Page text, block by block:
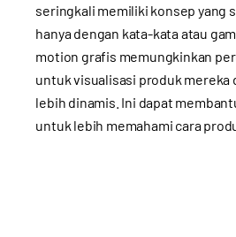
seringkali memiliki konsep yang
hanya dengan kata-kata atau
motion grafis memungkinkan
untuk visualisasi produk mereka
lebih dinamis. Ini dapat
untuk lebih memahami cara